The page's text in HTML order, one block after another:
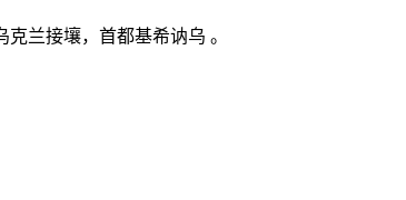
兰接壤，首都基希讷乌 。